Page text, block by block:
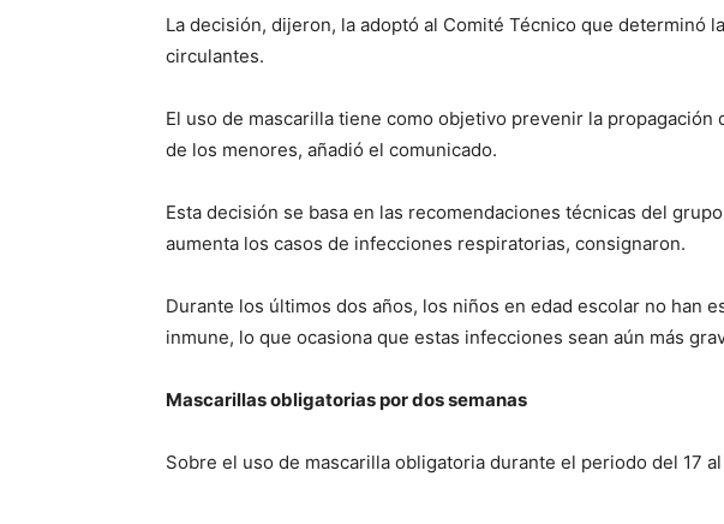
La decisión, dijeron, la adoptó al Comité Técnico que
circulantes.
El uso de mascarilla tiene como objetivo prevenir la
de los menores, añadió el comunicado.
Esta decisión se basa en las recomendaciones técnicas del
aumenta los casos de infecciones respiratorias, consignaron.
Durante los últimos dos años, los niños en edad escolar no han
inmune, lo que ocasiona que estas infecciones sean aún más
Mascarillas obligatorias por dos semanas
Sobre el uso de mascarilla obligatoria durante el periodo del 17